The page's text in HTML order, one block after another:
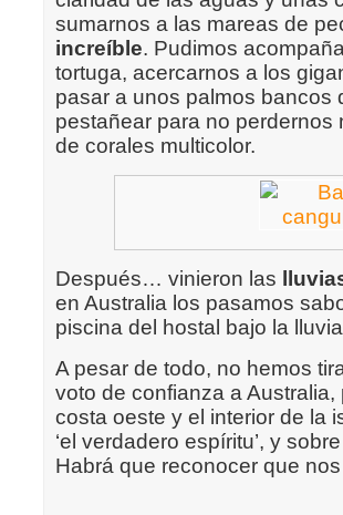
sumarnos a las mareas de
increíble. Pudimos
tortuga, acercarnos a los
pasar a unos palmos bancos
pestañear para no
de corales multicolor.
Después… vinieron las
en Australia los pasamos
piscina del hostal bajo la
A pesar de todo, no hemos
voto de confianza a
costa oeste y el interior de la
‘el verdadero espíritu’, y
Habrá que reconocer que